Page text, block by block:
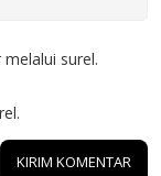
surel.